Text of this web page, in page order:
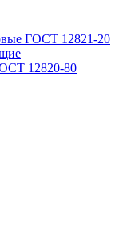
ГОСТ 12821-20
12820-80